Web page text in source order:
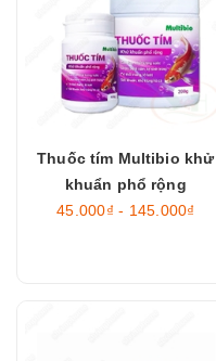
Thuốc tím Multibio khử
khuẩn phổ rộng
45.000₫ - 145.000₫